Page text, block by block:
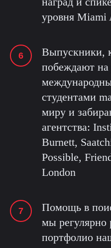
уровня Miami
Выпускники,
побеждают на
студентами
миру и
агентства:
Burnett,
Possible,
London
Помощь в
мы регулярно
портфолио